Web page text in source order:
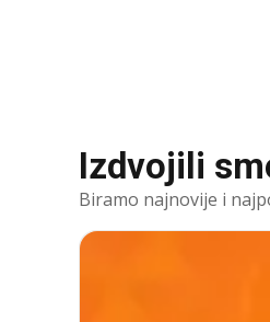
Izdvojili
Biramo najnovije i